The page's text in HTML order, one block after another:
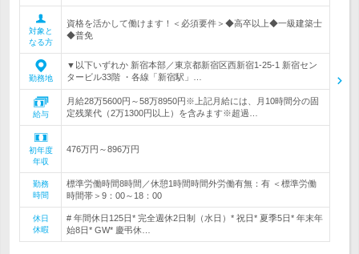
対象と
なる方
資格を活かして働けます！＜必須要件＞◆高卒以上◆一級建築士
◆普免
勤務地
▼以下いずれか 新宿本部／東京都新宿区西新宿1-25-1 新宿セン
タービル33階 ・各線「新宿駅」…
給与
月給28万5600円～58万8950円※上記月給には、月10時間分の固
定残業代（2万1300円以上）を含みます※超過…
初年度
年収
476万円～896万円
勤務
時間
標準労働時間8時間／休憩1時間時間外労働有無：有 ＜標準労働
時間帯＞9：00～18：00
休日
休暇
# 年間休日125日* 完全週休2日制（水日）* 祝日* 夏季5日* 年末年
始8日* GW* 慶弔休…